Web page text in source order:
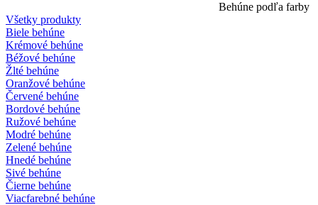
Behúne podľa farby
Všetky produkty
Biele behúne
Krémové behúne
Béžové behúne
Žlté behúne
Oranžové behúne
Červené behúne
Bordové behúne
Ružové behúne
Modré behúne
Zelené behúne
Hnedé behúne
Sivé behúne
Čierne behúne
Viacfarebné behúne